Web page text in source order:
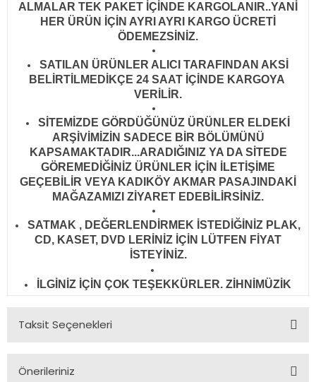
ALMALAR TEK PAKET İÇİNDE KARGOLANIR..YANİ
HER ÜRÜN İÇİN AYRI AYRI KARGO ÜCRETİ
ÖDEMEZSİNİZ.
SATILAN ÜRÜNLER ALICI TARAFINDAN AKSİ
BELİRTİLMEDİKÇE 24 SAAT İÇİNDE KARGOYA
VERİLİR.
SİTEMİZDE GÖRDÜĞÜNÜZ ÜRÜNLER ELDEKİ
ARŞİVİMİZİN SADECE BİR BÖLÜMÜNÜ
KAPSAMAKTADIR...ARADIĞINIZ YA DA SİTEDE
GÖREMEDİĞİNİZ ÜRÜNLER İÇİN İLETİŞİME
GEÇEBİLİR VEYA KADIKÖY AKMAR PASAJINDAKİ
MAĞAZAMIZI ZİYARET EDEBİLİRSİNİZ.
SATMAK , DEĞERLENDİRMEK İSTEDİĞİNİZ PLAK,
CD, KASET, DVD LERİNİZ İÇİN LÜTFEN FİYAT
İSTEYİNİZ.
İLGİNİZ İÇİN ÇOK TEŞEKKÜRLER. ZİHNİMÜZİK
Taksit Seçenekleri
Önerileriniz